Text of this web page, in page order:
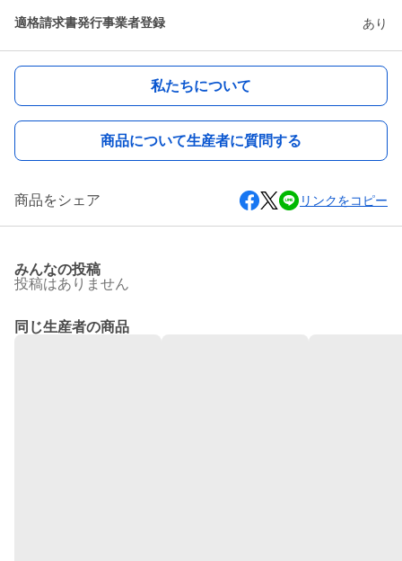
適格請求書発行事業者登録 あり
私たちについて
商品について生産者に質問する
商品をシェア リンクをコピー
みんなの投稿
投稿はありません
同じ生産者の商品